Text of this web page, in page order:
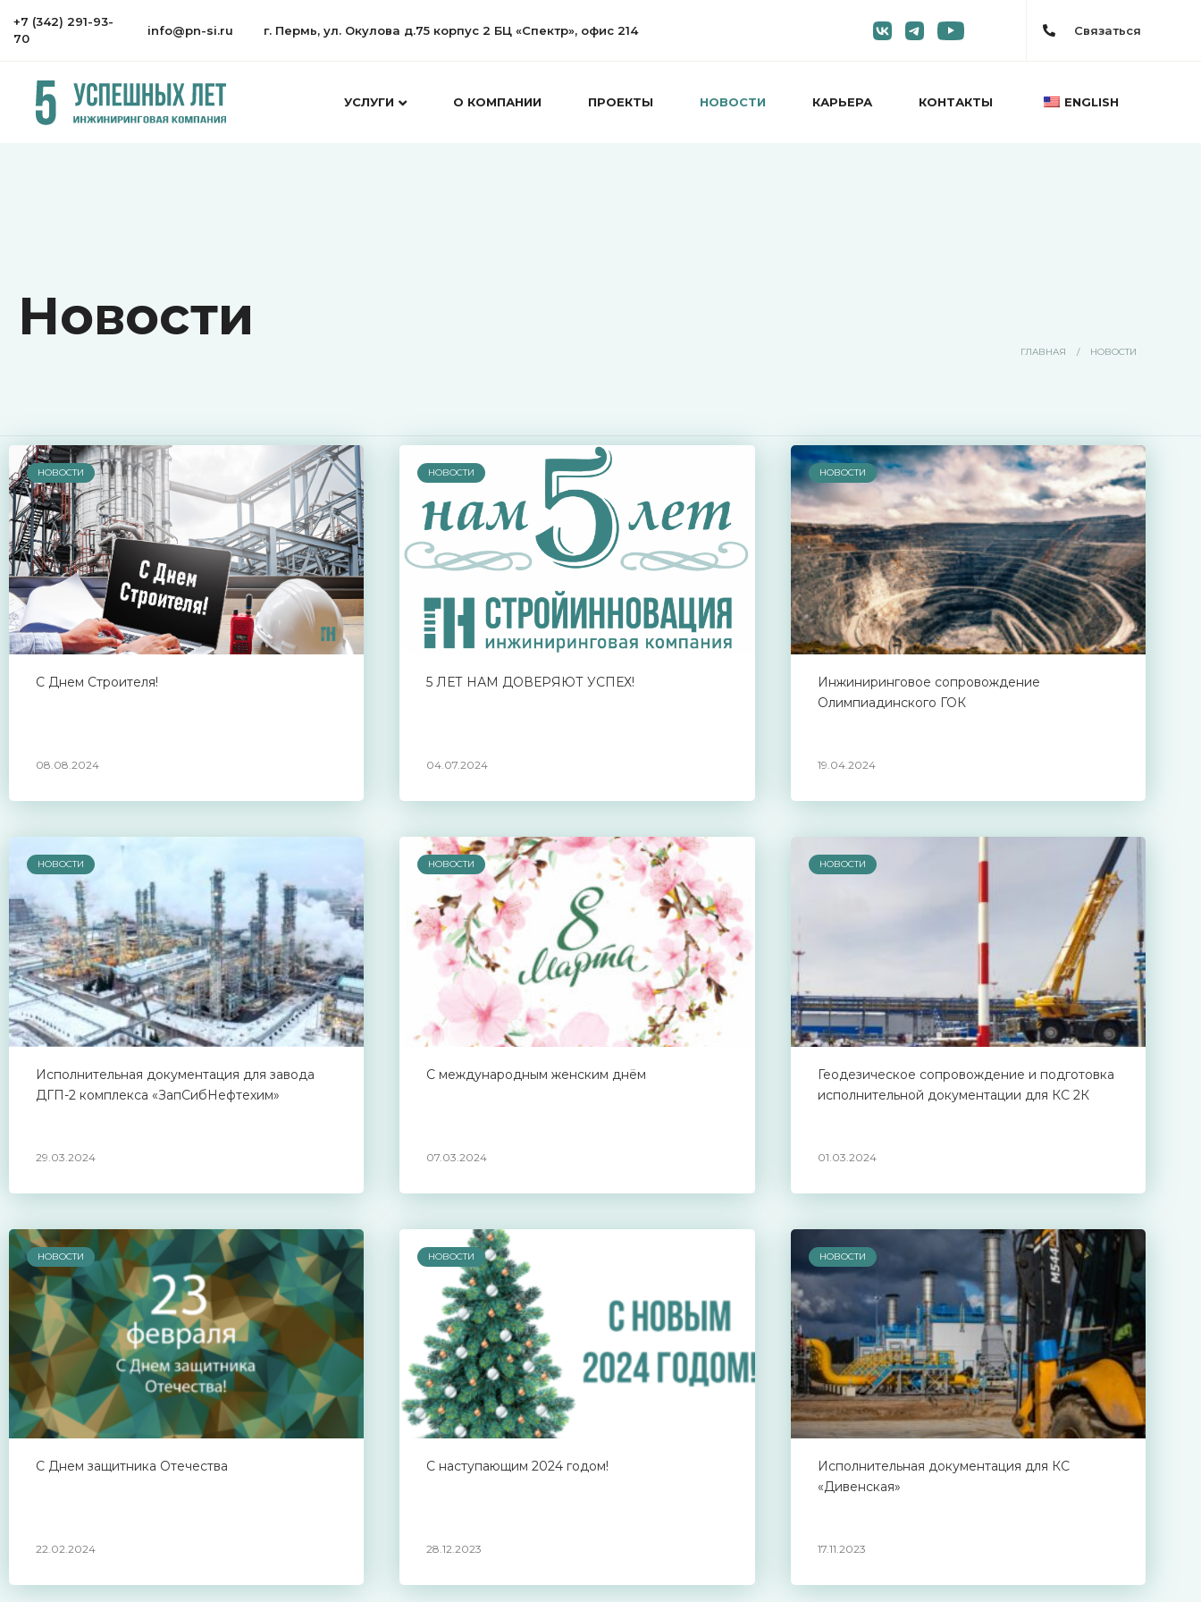
+7 (342) 291-93-
70
info@pn-si.ru г. Пермь, ул. Окулова д.75 корпус 2 БЦ «Спектр», офис 214 Связаться
УСЛУГИ О КОМПАНИИ ПРОЕКТЫ НОВОСТИ КАРЬЕРА КОНТАКТЫ ENGLISH
Новости
ГЛАВНАЯ / НОВОСТИ
НОВОСТИ
С Днем Строителя!
08.08.2024
НОВОСТИ
5 ЛЕТ НАМ ДОВЕРЯЮТ УСПЕХ!
04.07.2024
НОВОСТИ
Инжиниринговое сопровождение
Олимпиадинского ГОК
19.04.2024
НОВОСТИ
Исполнительная документация для завода
ДГП-2 комплекса «ЗапСибНефтехим»
29.03.2024
НОВОСТИ
С международным женским днём
07.03.2024
НОВОСТИ
Геодезическое сопровождение и подготовка
исполнительной документации для КС 2К
01.03.2024
НОВОСТИ
С Днем защитника Отечества
22.02.2024
НОВОСТИ
С наступающим 2024 годом!
28.12.2023
НОВОСТИ
Исполнительная документация для КС
«Дивенская»
17.11.2023